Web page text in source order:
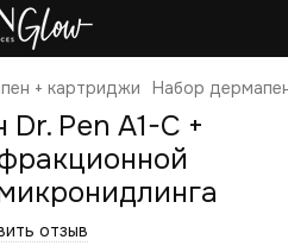
+ картриджи Набор
Pen A1-C +
отзыв